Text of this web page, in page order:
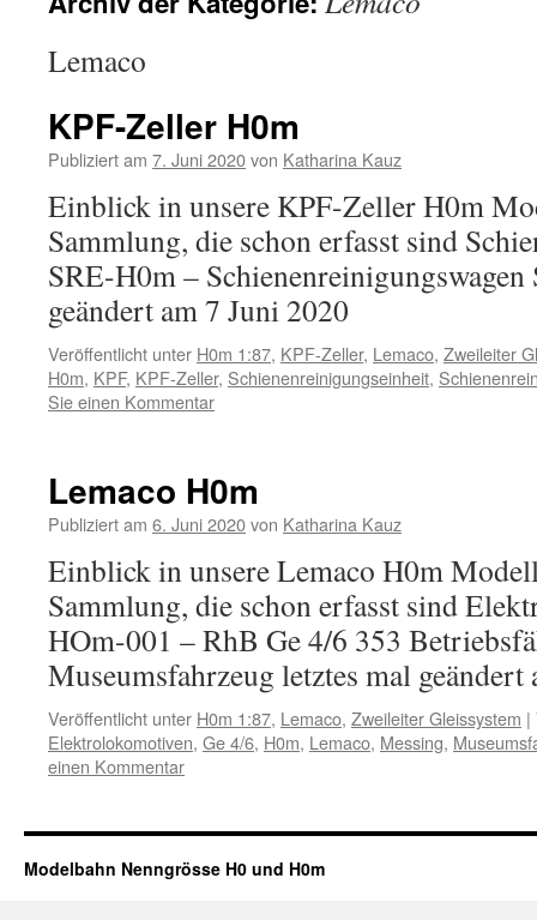
Lemaco
KPF-Zeller H0m
Publiziert am 7. Juni 2020von Katharina Kauz
Einblick in unsere KPF-Zeller H0m
Sammlung, die schon erfasst sind
SRE-H0m –
geändert am 7 Juni 2020
Veröffentlicht unter H0m 1:87, KPF-Zeller, Lemaco, Zweileiter
H0m, KPF, KPF-Zeller, Schienenreinigungseinheit,
Sie einen Kommentar
Lemaco H0m
Publiziert am 6. Juni 2020von Katharina Kauz
Einblick in unsere Lemaco H0m
Sammlung, die schon erfasst sind
HOm-001 – RhB Ge 4/6 353
Museumsfahrzeug letztes mal
Veröffentlicht unter H0m 1:87, Lemaco, Zweileiter Gleissystem |
Elektrolokomotiven, Ge 4/6, H0m, Lemaco, Messing,
einen Kommentar
Modelbahn Nenngrösse H0 und H0m